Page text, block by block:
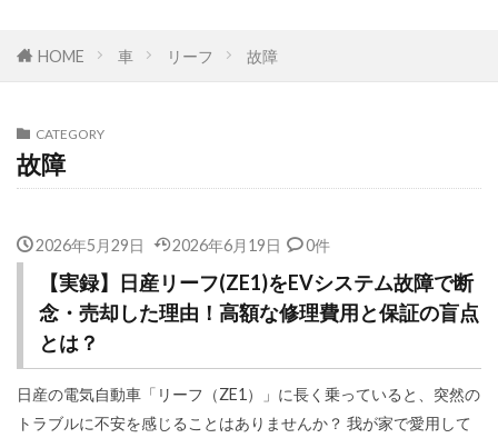
HOME 車 リーフ 故障
CATEGORY
故障
2026年5月29日 2026年6月19日 0件
【実録】日産リーフ(ZE1)をEVシステム故障で断
念・売却した理由！高額な修理費用と保証の盲点
とは？
日産の電気自動車「リーフ（ZE1）」に長く乗っていると、突然の
トラブルに不安を感じることはありませんか？ 我が家で愛用して